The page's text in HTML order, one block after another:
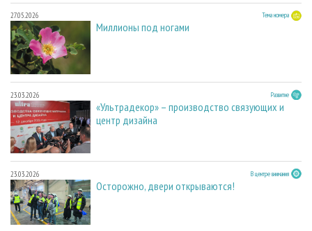
27.05.2026 Тема номера
Миллионы под ногами
23.03.2026 Развитие
«Ультрадекор» – производство связующих и
центр дизайна
23.03.2026 В центре внимания
Осторожно, двери открываются!